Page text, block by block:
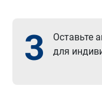
3
Оставьте
для